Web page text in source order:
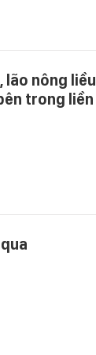
nông liều
trong liền